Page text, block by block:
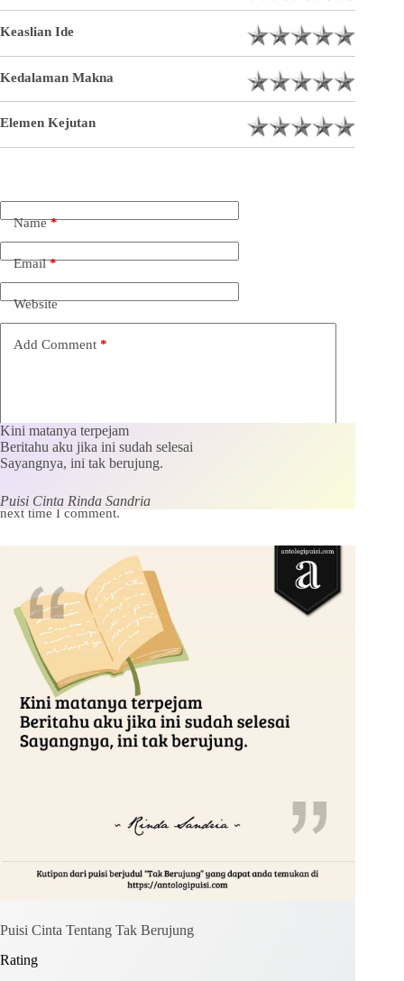
Keaslian Ide
Kedalaman Makna
Elemen Kejutan
Name*
Email*
Website
Add Comment *
Save my name, email and website in this browser for the
next time I comment.
Kirim Komentar
Kini matanya terpejam
Beritahu aku jika ini sudah selesai
Sayangnya, ini tak berujung.
Puisi Cinta Rinda Sandria
Puisi Cinta Tentang Tak Berujung
Rating